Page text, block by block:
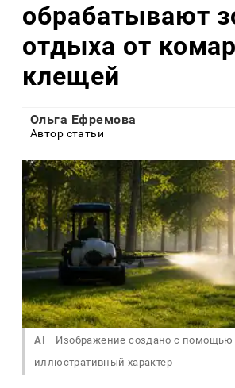
обрабатывают
отдыха от
клещей
Ольга Ефремова
Автор статьи
AI
Изображение создано с
иллюстративный характер